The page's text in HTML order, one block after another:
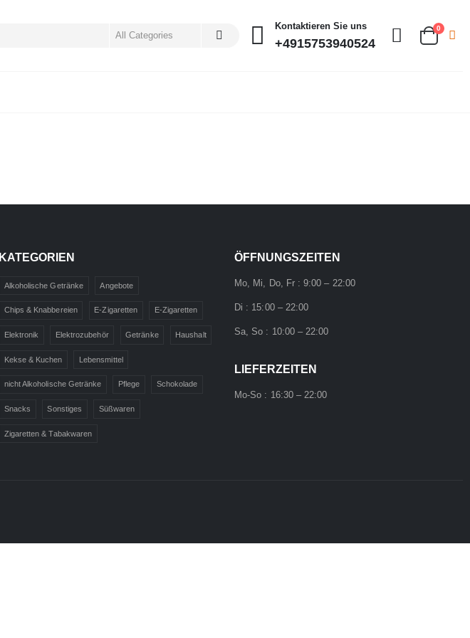
Kontaktieren Sie uns
+4915753940524
0
KATEGORIEN
Alkoholische Getränke Angebote
Chips & Knabbereien E-Zigaretten E-Zigaretten
Elektronik Elektrozubehör Getränke Haushalt
Kekse & Kuchen Lebensmittel
nicht Alkoholische Getränke Pflege Schokolade
Snacks Sonstiges Süßwaren
Zigaretten & Tabakwaren
ÖFFNUNGSZEITEN
Mo, Mi, Do, Fr : 9:00 – 22:00
Di : 15:00 – 22:00
Sa, So : 10:00 – 22:00
LIEFERZEITEN
Mo-So : 16:30 – 22:00